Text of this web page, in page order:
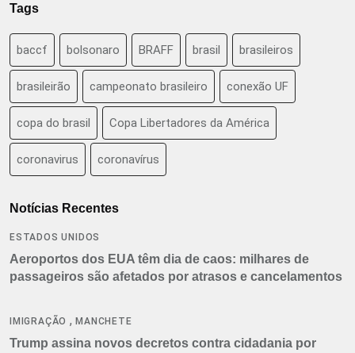
Tags
baccf bolsonaro BRAFF brasil brasileiros
brasileirão campeonato brasileiro conexão UF
copa do brasil Copa Libertadores da América
coronavirus coronavírus
Notícias Recentes
ESTADOS UNIDOS
Aeroportos dos EUA têm dia de caos: milhares de
passageiros são afetados por atrasos e cancelamentos
IMIGRAÇÃO ,MANCHETE
Trump assina novos decretos contra cidadania por